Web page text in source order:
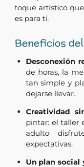
toque artístico
es para ti.
Beneficios
Desconexión
de horas, la
tan simple y
dejarse llevar.
Creatividad
pintar: el taller
adulto
expectativas.
Un plan social